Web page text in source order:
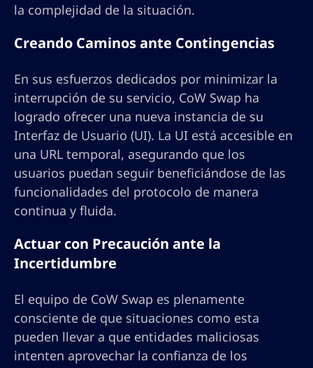
la complejidad de la situación.
Creando Caminos ante Contingencias
En sus esfuerzos dedicados por minimizar la
interrupción de su servicio, CoW Swap ha
logrado ofrecer una nueva instancia de su
Interfaz de Usuario (UI). La UI está accesible en
una URL temporal, asegurando que los
usuarios puedan seguir beneficiándose de las
funcionalidades del protocolo de manera
continua y fluida.
Actuar con Precaución ante la
Incertidumbre
El equipo de CoW Swap es plenamente
consciente de que situaciones como esta
pueden llevar a que entidades maliciosas
intenten aprovechar la confianza de los